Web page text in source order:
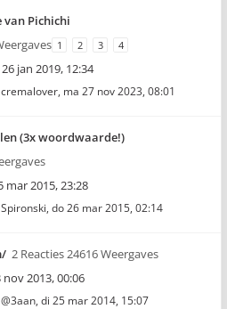
Pichichi
1 2 3 4
jan 2019, 12:34
cremalover, ma 27 nov 2023, 08:01
(3x woordwaarde!)
mar 2015, 23:28
Spironski, do 26 mar 2015, 02:14
2 Reacties 24616 Weergaves
nov 2013, 00:06
@3aan, di 25 mar 2014, 15:07